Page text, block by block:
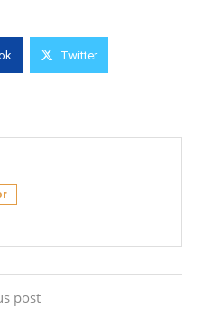
Twitter
post